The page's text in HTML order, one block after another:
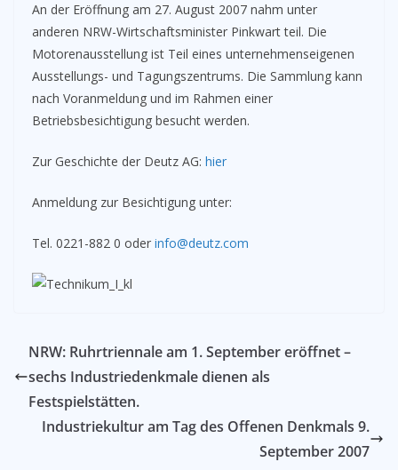
An der Eröffnung am 27. August 2007 nahm unter
anderen NRW-Wirtschaftsminister Pinkwart teil. Die
Motorenausstellung ist Teil eines unternehmenseigenen
Ausstellungs- und Tagungszentrums. Die Sammlung kann
nach Voranmeldung und im Rahmen einer
Betriebsbesichtigung besucht werden.
Zur Geschichte der Deutz AG: hier
Anmeldung zur Besichtigung unter:
Tel. 0221-882 0 oder info@deutz.com
NRW: Ruhrtriennale am 1. September eröffnet –
sechs Industriedenkmale dienen als
Festspielstätten.
Industriekultur am Tag des Offenen Denkmals 9.
September 2007